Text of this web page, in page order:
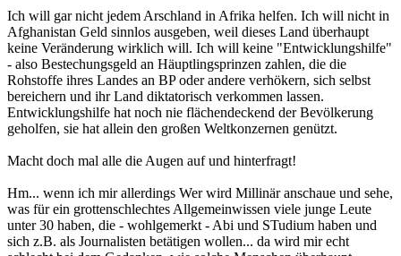
Ich will gar nicht jedem Arschland in Afrika helfen. Ich will nicht in
Afghanistan Geld sinnlos ausgeben, weil dieses Land überhaupt
keine Veränderung wirklich will. Ich will keine "Entwicklungshilfe"
- also Bestechungsgeld an Häuptlingsprinzen zahlen, die die
Rohstoffe ihres Landes an BP oder andere verhökern, sich selbst
bereichern und ihr Land diktatorisch verkommen lassen.
Entwicklungshilfe hat noch nie flächendeckend der Bevölkerung
geholfen, sie hat allein den großen Weltkonzernen genützt.
Macht doch mal alle die Augen auf und hinterfragt!
Hm... wenn ich mir allerdings Wer wird Millinär anschaue und sehe,
was für ein grottenschlechtes Allgemeinwissen viele junge Leute
unter 30 haben, die - wohlgemerkt - Abi und STudium haben und
sich z.B. als Journalisten betätigen wollen... da wird mir echt